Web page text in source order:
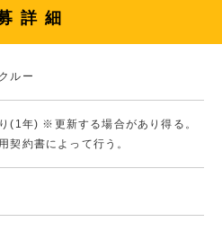
詳細
ルー
(1年) ※更新する場合があり得る。
契約書によって行う。